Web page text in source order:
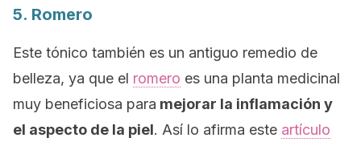
5. Romero
Este tónico también es un antiguo remedio de
belleza, ya que el romero es una planta medicinal
muy beneficiosa para mejorar la inflamación y
el aspecto de la piel. Así lo afirma este artículo